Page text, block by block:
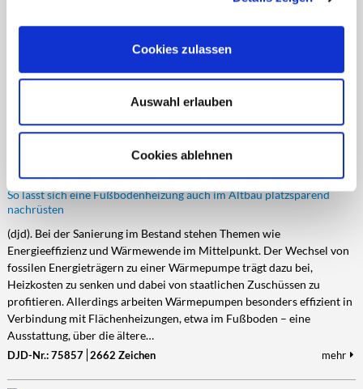
Cookies zulassen
Auswahl erlauben
Cookies ablehnen
Wohnung überstreichen? Diese Frage ist im Mietrecht immer wieder
umstritten. Die kurze Antwort lautet: Es kommt darauf an.
mögliche Pflicht des Mieters zu Schönheitsreparaturen. Starre
Klauseln wie „Das Bad muss alle drei Jahre neu gestrichen werden“
2597 Zeichen
VON GRUND AUF BEHAGLICH
So lässt sich eine Fußbodenheizung auch im Altbau platzsparend
nachrüsten
(djd). Bei der Sanierung im Bestand stehen Themen wie
Energieeffizienz und Wärmewende im Mittelpunkt. Der Wechsel von
fossilen Energieträgern zu einer Wärmepumpe trägt dazu bei,
Heizkosten zu senken und dabei von staatlichen Zuschüssen zu
profitieren. Allerdings arbeiten Wärmepumpen besonders effizient in
Verbindung mit Flächenheizungen, etwa im Fußboden – eine
Ausstattung, über die ältere…
DJD-Nr.: 75857 2662 Zeichen mehr